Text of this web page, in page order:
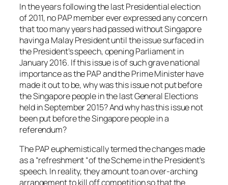
In the years following the last Presidential election
of 2011, no PAP member ever expressed any concern
that too many years had passed without Singapore
having a Malay President until the issue surfaced in
the President’s speech, opening Parliament in
January 2016. If this issue is of such grave national
importance as the PAP and the Prime Minister have
made it out to be, why was this issue not put before
the Singapore people in the last General Elections
held in September 2015? And why has this issue not
been put before the Singapore people in a
referendum?
The PAP euphemistically termed the changes made
as a “refreshment “of the Scheme in the President’s
speech. In reality, they amount to an over-arching
arrangement to kill off competition so that the